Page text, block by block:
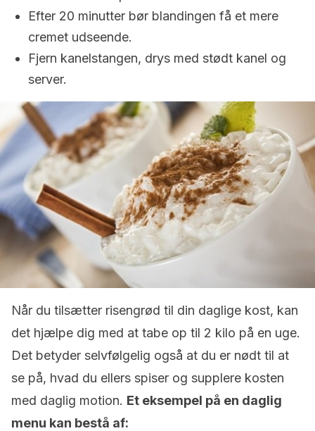
Efter 20 minutter bør blandingen få et mere
cremet udseende.
Fjern kanelstangen, drys med stødt kanel og
server.
Når du tilsætter risengrød til din daglige kost, kan
det hjælpe dig med at tabe op til 2 kilo på en uge.
Det betyder selvfølgelig også at du er nødt til at
se på, hvad du ellers spiser og supplere kosten
med daglig motion. Et eksempel på en daglig
menu kan bestå af: